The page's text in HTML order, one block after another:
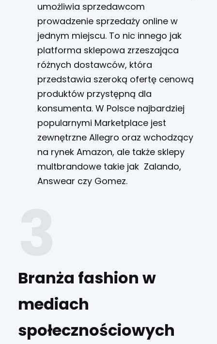
umożliwia sprzedawcom
prowadzenie sprzedaży online w
jednym miejscu. To nic innego jak
platforma sklepowa zrzeszająca
różnych dostawców, która
przedstawia szeroką ofertę cenową
produktów przystępną dla
konsumenta. W Polsce najbardziej
popularnymi Marketplace jest
zewnętrzne Allegro oraz wchodzący
na rynek Amazon, ale także sklepy
multbrandowe takie jak Zalando,
Answear czy Gomez.
Branża fashion w
mediach
społecznościowych